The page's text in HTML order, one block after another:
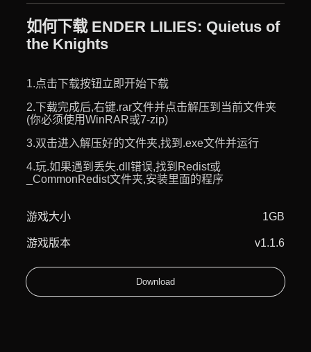
如何下载 ENDER LILIES: Quietus of
the Knights
1.点击下载按钮立即开始下载
2.下载完成后,右键.rar文件并点击解压到当前文件夹
(你必须使用WinRAR或7-zip)
3.双击进入解压好的文件夹,找到.exe文件并运行
4.玩.如果遇到丢失.dll错误,找到Redist或
_CommonRedist文件夹,安装里面的程序
游戏大小 1GB
游戏版本 v1.1.6
Download